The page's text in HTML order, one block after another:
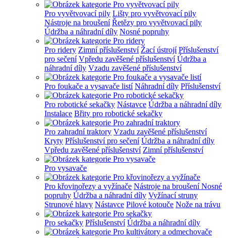
Pro vyvětvovací pily Lišty pro vyvětvovací pily
Nástroje na broušení Řetězy pro vyvětvovací pily
Údržba a náhradní díly Nosné popruhy
Pro ridery Zimní příslušenství Žací ústrojí Příslušenství
pro sečení Vpředu zavěšené příslušenství Údržba a
náhradní díly Vzadu zavěšené příslušenství
Pro foukače a vysavače listí Náhradní díly Příslušenství
Pro robotické sekačky Nástavce Údržba a náhradní díly
Instalace Břity pro robotické sekačky
Pro zahradní traktory Vzadu zavěšené příslušenství
Kryty Příslušenství pro sečení Údržba a náhradní díly
Vpředu zavěšené příslušenství Zimní příslušenství
Pro vysavače
Pro křovinořezy a vyžínače Nástroje na broušeníNosné
popruhy Údržba a náhradní díly Vyžínací struny
Strunové hlavy Nástavce Pilové kotouče Nože na trávu
Pro sekačky Příslušenství Údržba a náhradní díly